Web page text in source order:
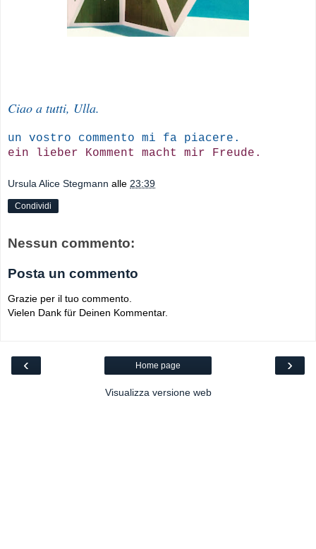
Ciao a tutti, Ulla.
un vostro commento mi fa piacere.
ein lieber Komment macht mir Freude.
Ursula Alice Stegmann alle 23:39
Condividi
Nessun commento:
Posta un commento
Grazie per il tuo commento.
Vielen Dank für Deinen Kommentar.
‹ ›
Home page
Visualizza versione web